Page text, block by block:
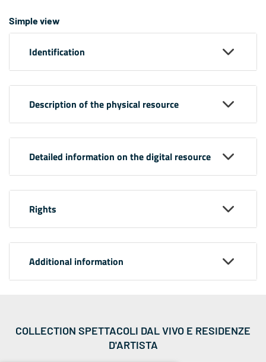
Simple view
Identification
Description of the physical resource
Detailed information on the digital resource
Rights
Additional information
COLLECTION SPETTACOLI DAL VIVO E RESIDENZE
D'ARTISTA